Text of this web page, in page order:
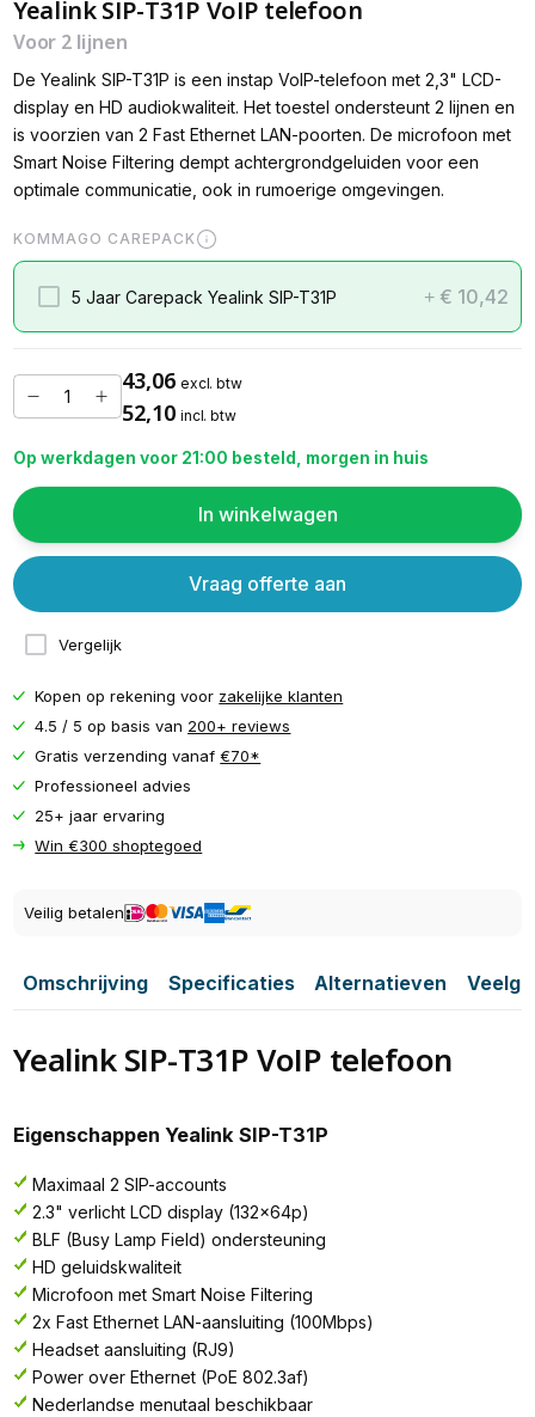
Yealink SIP-T31P VoIP telefoon
Voor 2 lijnen
De Yealink SIP-T31P is een instap VoIP-telefoon met 2,3" LCD-
display en HD audiokwaliteit. Het toestel ondersteunt 2 lijnen en
is voorzien van 2 Fast Ethernet LAN-poorten. De microfoon met
Smart Noise Filtering dempt achtergrondgeluiden voor een
optimale communicatie, ook in rumoerige omgevingen.
KOMMAGO CAREPACK
5 Jaar Carepack Yealink SIP-T31P + € 10,42
43,06 excl. btw
52,10 incl. btw
Op werkdagen voor 21:00 besteld, morgen in huis
In winkelwagen
Vergelijk
Vraag offerte aan
Kopen op rekening voor zakelijke klanten
4.5 / 5 op basis van 200+ reviews
Gratis verzending vanaf€70*
Professioneel advies
25+ jaar ervaring
Win €300 shoptegoed
Veilig betalen
Omschrijving Specificaties Alternatieven
Yealink SIP-T31P VoIP telefoon
Eigenschappen Yealink SIP-T31P
Maximaal 2 SIP-accounts
2.3" verlicht LCD display (132x64p)
BLF (Busy Lamp Field) ondersteuning
HD geluidskwaliteit
Microfoon met Smart Noise Filtering
2x Fast Ethernet LAN-aansluiting (100Mbps)
Headset aansluiting (RJ9)
Power over Ethernet (PoE 802.3af)
Nederlandse menutaal beschikbaar